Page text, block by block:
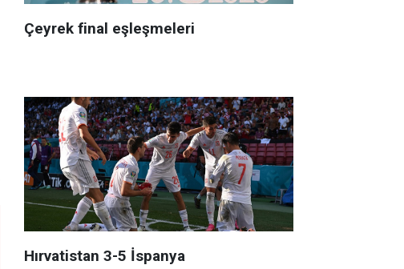
Çeyrek final eşleşmeleri
Hırvatistan 3-5 İspanya